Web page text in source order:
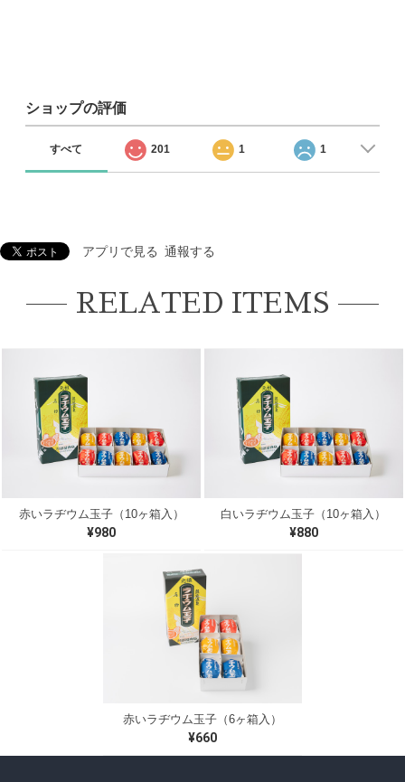
ショップの評価
すべて 201 1 1
アプリで見る 通報する
RELATED ITEMS
赤いラヂウム玉子（10ヶ箱入）
¥980
白いラヂウム玉子（10ヶ箱入）
¥880
赤いラヂウム玉子（6ヶ箱入）
¥660